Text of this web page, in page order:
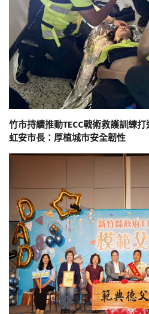
竹市持續推動TECC戰術救護訓練
虹安市長：厚植城市安全韌性